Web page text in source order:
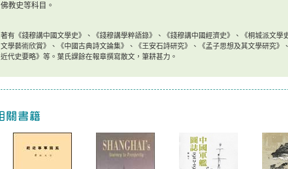
佛教史等科目。
著有《錢穆講中國文學史》、《錢穆講學粹語錄》、《錢穆講中國經濟史》 、 《桐城派文學
文學藝術欣賞》 、 《中國古典詩文論集》 、 《王安石詩研究》 、 《孟子思想及其文學研究》 、
近代史要略》 等。葉氏課餘在報章撰寫散文，筆耕甚力。